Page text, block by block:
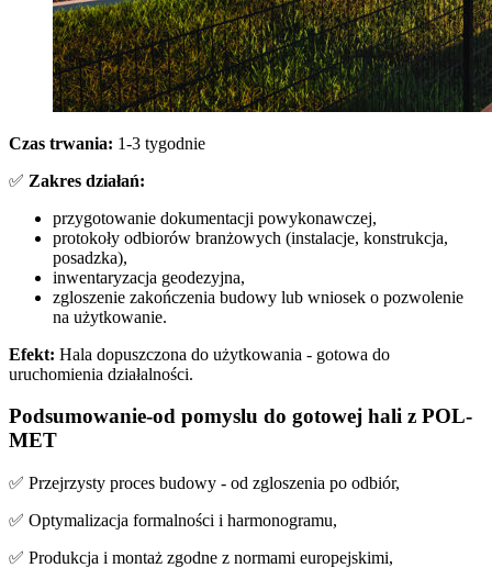
Czas trwania: 1-3 tygodnie
✅ Zakres działań:
przygotowanie dokumentacji powykonawczej,
protokoły odbiorów branżowych (instalacje, konstrukcja,
posadzka),
inwentaryzacja geodezyjna,
zgloszenie zakończenia budowy lub wniosek o pozwolenie
na użytkowanie.
Efekt: Hala dopuszczona do użytkowania - gotowa do
uruchomienia działalności.
Podsumowanie-od pomyslu do gotowej hali z POL-
MET
✅ Przejrzysty proces budowy - od zgloszenia po odbiór,
✅ Optymalizacja formalności i harmonogramu,
✅ Produkcja i montaż zgodne z normami europejskimi,